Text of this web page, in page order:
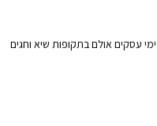
החברה עושה את מירב המאמצים לספק תוך 3 ימי עסקים אולם בתקופות שיא וחגים